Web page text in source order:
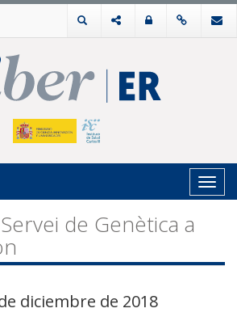
de Genètica a
diciembre de 2018